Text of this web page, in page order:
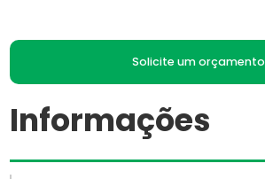
Solicite um orçamento
Informações